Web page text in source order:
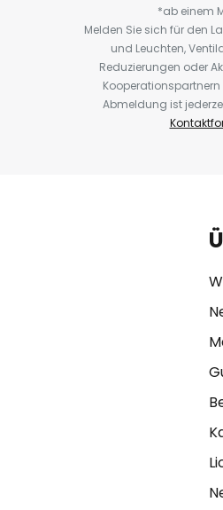
*ab einem
Melden Sie sich für den
und Leuchten,
Reduzierungen oder
Abmeldung ist